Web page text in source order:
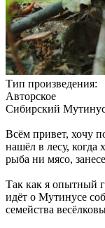
Тип произведения:
Авторское
Сибирский
Всём привет, хочу
нашёл в лесу, когда
рыба ни мясо,
Так как я опытный
идёт о Мутинусе
семейства